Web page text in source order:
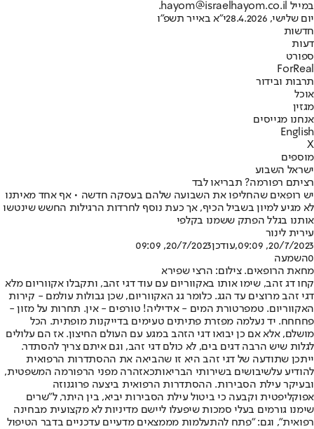
במייל hayom@israelhayom.co.il.
יום שלישי, 28.4.2026
י"א באייר תשפ"ו
חדשות
דעות
ספורט
ForReal
תרבות ובידור
אוכל
מגזין
אנחנו מגייסים
English
X
מוספים
ישראל השבוע
רציתם רפורמה? תבריאו לבד
יש רופאים שהחליפו את השבועה שלהם בעסקה חדשה • אף אחד מאיתנו
לא מגיע למיון בשביל הכיף, אך כעת נוסף לחרדות הרגילות החשש שינטשו
אותנו בגלל הפתק ששמנו בקלפי
עירית לינור
20/7/2023, 09:09
,עודכן20/7/2023, 09:09
0השמעה
מחאת הרופאים. צילום: הרצי שפירא
קחו דג זהב, שימו אותו באקווריום עם עוד דגי זהב, ותקבלו אקווריום מלא
דגי זהב מרוצים עד הגג. כלומר גג האקווריום, שכן גבולות עולמם - קירות
האקווריום. טמפרטורת המים - אידיליה! טורפים - אין. תחרות על מזון -
פחחחח. יד נעלמה מפזרת פתיתים טעימים בדייקנות מופתית. הכל
מושלם, אלא אם כן יבואו דגי הזהב במגע עם העולם החיצון. אז הם עלולים
לגלות שיש הרבה דגים בים, לא כולם דגי זהב, וגם איתם צריך להסתדר.
ייתכן שתודעה של דגי זהב היא זו שהביאה את ההסתדרות הרפואית
להודיע עלשיבושים בשירותי הבריאותכאזהרה מפני הרפורמה המשפטית,
ובעיקר עילת הסבירות. ההסתדרות הרפואית ביצעה פרוגנוזה
אפוקליפטית וקבעה כי ביטול עילת הסבירות יביא, בין היתר, ל"שרים
שימנו גורמים בעלי סמכות שיפעלו ליישם מדיניות לא מקצועית מבחינה
רפואית", וגם: "פתח להתעלמות מממצאים מדעיים עדכניים בדבר הטיפול